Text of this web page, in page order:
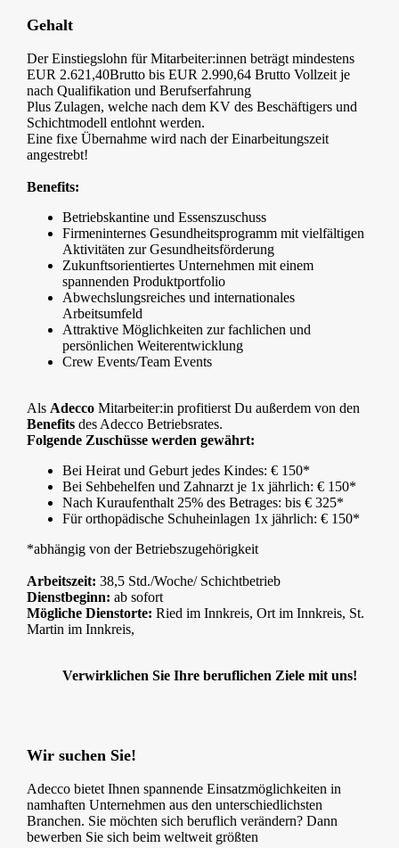
Gehalt
Der Einstiegslohn für Mitarbeiter:innen beträgt mindestens
EUR 2.621,40Brutto bis EUR 2.990,64 Brutto Vollzeit je
nach Qualifikation und Berufserfahrung
Plus Zulagen, welche nach dem KV des Beschäftigers und
Schichtmodell entlohnt werden.
Eine fixe Übernahme wird nach der Einarbeitungszeit
angestrebt!
Benefits:
Betriebskantine und Essenszuschuss
Firmeninternes Gesundheitsprogramm mit vielfältigen
Aktivitäten zur Gesundheitsförderung
Zukunftsorientiertes Unternehmen mit einem
spannenden Produktportfolio
Abwechslungsreiches und internationales
Arbeitsumfeld
Attraktive Möglichkeiten zur fachlichen und
persönlichen Weiterentwicklung
Crew Events/Team Events
Als Adecco Mitarbeiter:in profitierst Du außerdem von den
Benefits des Adecco Betriebsrates.
Folgende Zuschüsse werden gewährt:
Bei Heirat und Geburt jedes Kindes: € 150*
Bei Sehbehelfen und Zahnarzt je 1x jährlich: € 150*
Nach Kuraufenthalt 25% des Betrages: bis € 325*
Für orthopädische Schuheinlagen 1x jährlich: € 150*
*abhängig von der Betriebszugehörigkeit
Arbeitszeit: 38,5 Std./Woche/ Schichtbetrieb
Dienstbeginn: ab sofort
Mögliche Dienstorte: Ried im Innkreis, Ort im Innkreis, St.
Martin im Innkreis,
Verwirklichen Sie Ihre beruflichen Ziele mit uns!
Wir suchen Sie!
Adecco bietet Ihnen spannende Einsatzmöglichkeiten in
namhaften Unternehmen aus den unterschiedlichsten
Branchen. Sie möchten sich beruflich verändern? Dann
bewerben Sie sich beim weltweit größten